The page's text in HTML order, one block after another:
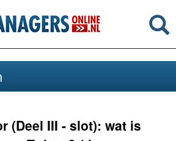
(Deel III - slot): wat is